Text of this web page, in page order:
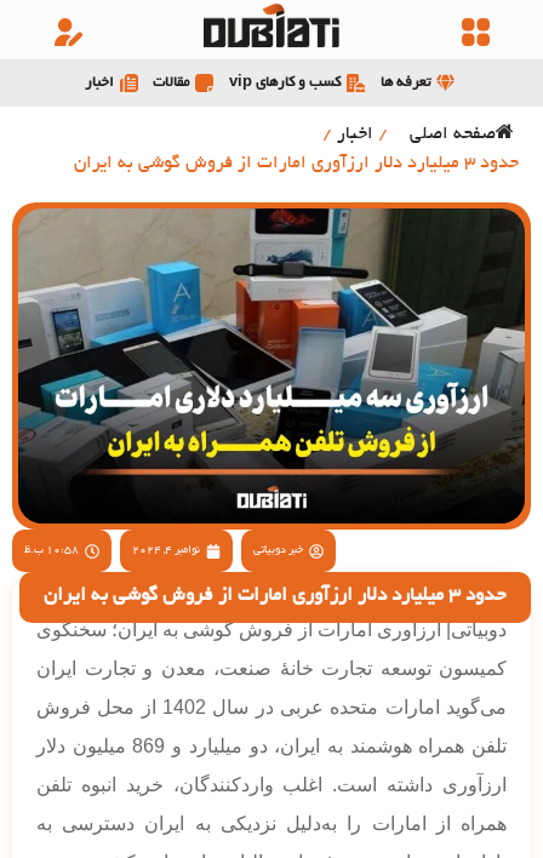
تعرفه ها کسب و کارهای vip مقالات اخبار
صفحه اصلی / اخبار /
حدود 3 میلیارد دلار ارزآوری امارات از فروش گوشی به ایران
خبر دوبیاتی نوامبر 4, 2024 10:58 ب.ظ
حدود 3 میلیارد دلار ارزآوری امارات از فروش گوشی به ایران
دوبیاتی| ارزآوری امارات از فروش گوشی به ایران؛ سخنگوی
کمیسون توسعه تجارت خانهٔ صنعت، معدن و تجارت ایران
می‌گوید امارات متحده عربی در سال 1402 از محل فروش
تلفن همراه هوشمند به ایران، دو میلیارد و 869 میلیون‌ دلار
ارزآوری داشته است. اغلب واردکنندگان، خرید انبوه تلفن
همراه از امارات را به‌دلیل نزدیکی به ایران دسترسی به